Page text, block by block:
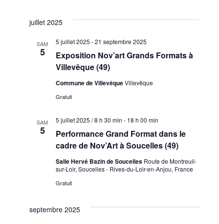
juillet 2025
SAM
5
Exposition Nov’art Grands Formats à
Villevêque (49)
5 juillet 2025 -21 septembre 2025
Commune de VillevêqueVillevêque
Gratuit
SAM
5
Performance Grand Format dans le
cadre de Nov’Art à Soucelles (49)
5 juillet 2025 / 8 h 30 min - 18 h 00 min
Salle Hervé Bazin de Soucelles Route de Montreuil-
sur-Loir, Soucelles - Rives-du-Loir-en-Anjou, France
Gratuit
septembre 2025